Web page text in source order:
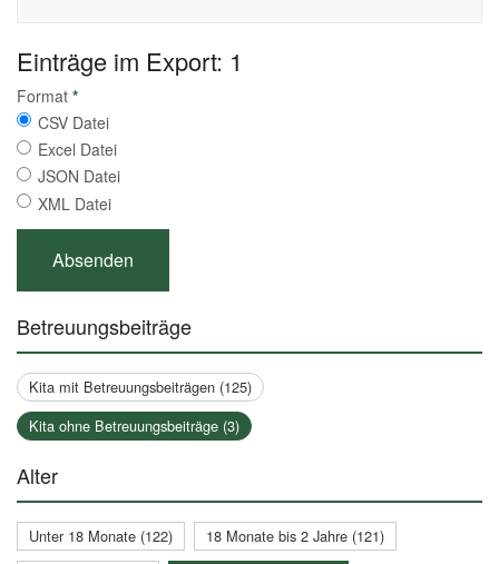
Einträge im Export: 1
Format *
CSV Datei
Excel Datei
JSON Datei
XML Datei
Betreuungsbeiträge
Kita mit Betreuungsbeiträgen (125)
Kita ohne Betreuungsbeiträge (3)
Alter
Unter 18 Monate (122)
18 Monate bis 2 Jahre (121)